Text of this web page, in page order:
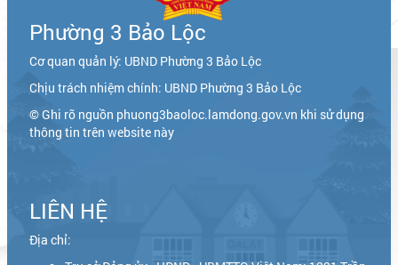
Phường 3 Bảo Lộc
Cơ quan quản lý: UBND Phường 3 Bảo Lộc
Chịu trách nhiệm chính: UBND Phường 3 Bảo Lộc
© Ghi rõ nguồn phuong3baoloc.lamdong.gov.vn khi sử dụng
thông tin trên website này
LIÊN HỆ
Địa chỉ: